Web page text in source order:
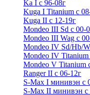
Ka I с 96-08г
Kuga I Titanium с
Kuga II c 12-19г
Mondeo III Sd с 00-
Mondeo III Wag с
Mondeo IV Sd/Hb/
Mondeo IV Titanium
Mondeo V Titanium
Ranger II с 06-12г
S-Max I минивэн с
S-Max II минивэн с